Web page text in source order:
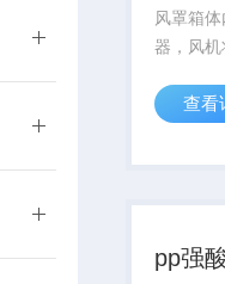
风罩箱
器，风
装置，
查看
pp强